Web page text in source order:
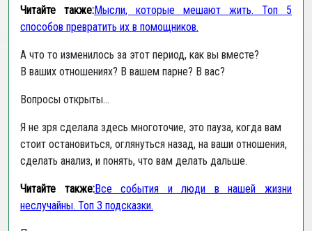
Читайте также:Мысли, которые мешают жить. Топ 5
способов превратить их в помощников.
А что то изменилось за этот период, как вы вместе?
В ваших отношениях? В вашем парне? В вас?
Вопросы открыты...
Я не зря сделала здесь многоточие, это пауза, когда вам
стоит остановиться, оглянуться назад, на ваши отношения,
сделать анализ, и понять, что вам делать дальше.
Читайте также:Все события и люди в нашей жизни
неслучайны. Топ 3 подсказки.